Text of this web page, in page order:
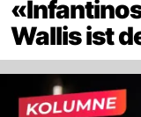
Wallis ist